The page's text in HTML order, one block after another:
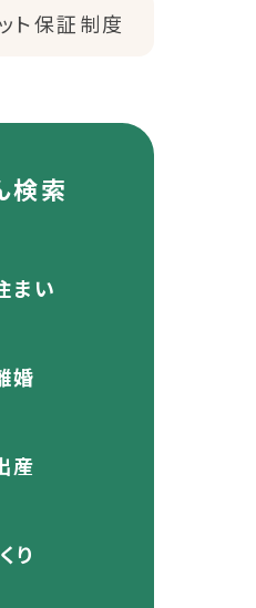
ト保証制度
検索
まい
婚
産
り